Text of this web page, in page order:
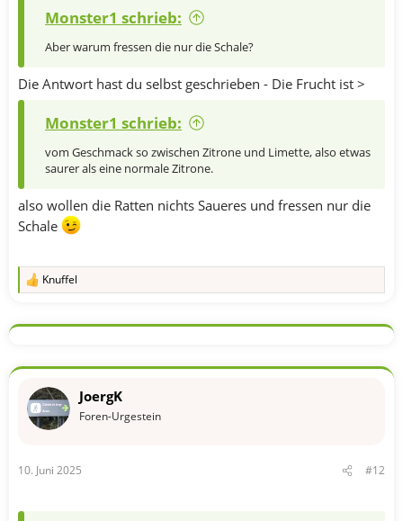
Monster1 schrieb:
Aber warum fressen die nur die Schale?
Die Antwort hast du selbst geschrieben - Die Frucht ist >
Monster1 schrieb:
vom Geschmack so zwischen Zitrone und Limette, also etwas
saurer als eine normale Zitrone.
also wollen die Ratten nichts Saueres und fressen nur die
Schale
R
k
o
e
n
Knuffel
JoergK
Foren-Urgestein
10. Juni 2025 #12